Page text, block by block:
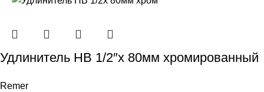
Удлинитель НВ 1/2″x 80мм хромированный
Remer